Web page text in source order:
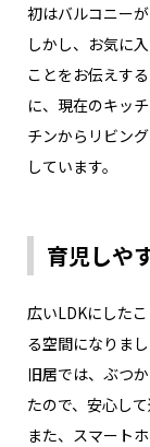
初はバルコニー
しかし、お気に
ことをお伝えす
に、現在のキッ
チンからリビン
しています。
育児しや
広いLDKにした
る空間になりまし
旧居では、ぶつ
たので、安心し
また、スマート